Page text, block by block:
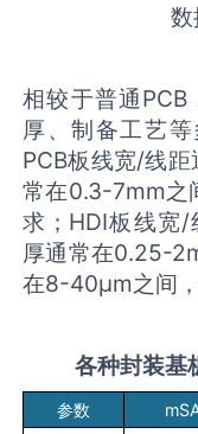
相较于普通
厚、制备工艺等
PCB板线宽/线
常在0.3-7mm之
求；HDI板线宽
厚通常在0.25-
在8-40μm之间，
各种封装基
参数